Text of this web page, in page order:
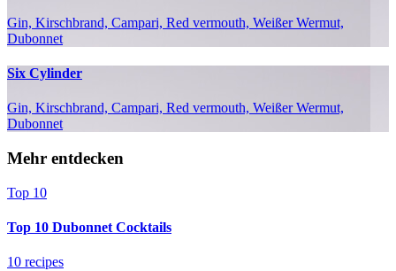
Gin, Kirschbrand, Campari, Red vermouth, Weißer Wermut,
Dubonnet
Six Cylinder
Gin, Kirschbrand, Campari, Red vermouth, Weißer Wermut,
Dubonnet
Mehr entdecken
Top 10
Top 10 Dubonnet Cocktails
10 recipes